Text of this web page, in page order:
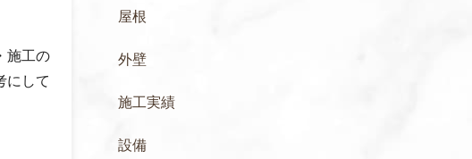
施工の
にして
屋根
外壁
施工実績
設備